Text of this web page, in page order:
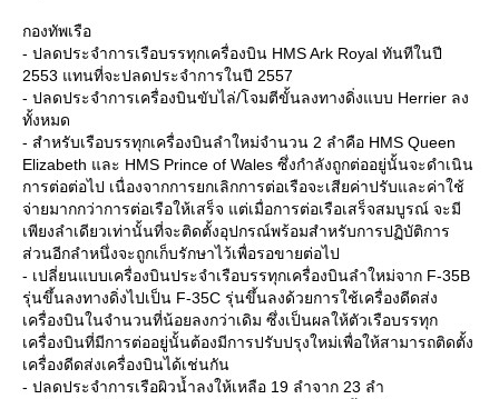
กองทัพเรือ
- ปลดประจำการเรือบรรทุกเครื่องบิน HMS Ark Royal ทันทีในปี
2553 แทนที่จะปลดประจำการในปี 2557
- ปลดประจำการเครื่องบินขับไล่/โจมตีขั้นลงทางดิ่งแบบ Herrier ลง
ทั้งหมด
- สำหรับเรือบรรทุกเครื่องบินลำใหม่จำนวน 2 ลำคือ HMS Queen
Elizabeth และ HMS Prince of Wales ซึ่งกำลังถูกต่ออยู่นั้นจะดำเนิน
การต่อต่อไป เนื่องจากการยกเลิกการต่อเรือจะเสียค่าปรับและค่าใช้
จ่ายมากกว่าการต่อเรือให้เสร็จ แต่เมื่อการต่อเรือเสร็จสมบูรณ์ จะมี
เพียงลำเดียวเท่านั้นที่จะติดตั้งอุปกรณ์พร้อมสำหรับการปฏิบัติการ
ส่วนอีกลำหนึ่งจะถูกเก็บรักษาไว้เพื่อรอขายต่อไป
- เปลี่ยนแบบเครื่องบินประจำเรือบรรทุกเครื่องบินลำใหม่จาก F-35B
รุ่นขึ้นลงทางดิ่งไปเป็น F-35C รุ่นขึ้นลงด้วยการใช้เครื่องดีดส่ง
เครื่องบินในจำนวนที่น้อยลงกว่าเดิม ซึ่งเป็นผลให้ตัวเรือบรรทุก
เครื่องบินที่มีการต่ออยู่นั้นต้องมีการปรับปรุงใหม่เพื่อให้สามารถติดตั้ง
เครื่องดีดส่งเครื่องบินได้เช่นกัน
- ปลดประจำการเรือผิวน้ำลงให้เหลือ 19 ลำจาก 23 ลำ